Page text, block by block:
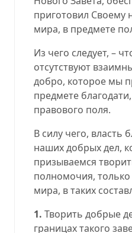
приготовил Своему
мира, в предмете
Из чего следует, –
отсутствуют
добро, которое мы
предмете
правового поля.
В силу чего, власть
наших добрых дел,
призываемся
полномочия, только
мира, в таких
1. Творить добрые
границах такого